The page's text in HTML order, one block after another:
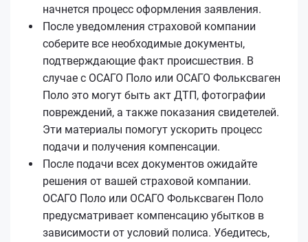
начнется процесс оформления заявления.
После уведомления страховой компании
соберите все необходимые документы,
подтверждающие факт происшествия. В
случае с ОСАГО Поло или ОСАГО Фольксваген
Поло это могут быть акт ДТП, фотографии
повреждений, а также показания свидетелей.
Эти материалы помогут ускорить процесс
подачи и получения компенсации.
После подачи всех документов ожидайте
решения от вашей страховой компании.
ОСАГО Поло или ОСАГО Фольксваген Поло
предусматривает компенсацию убытков в
зависимости от условий полиса. Убедитесь,